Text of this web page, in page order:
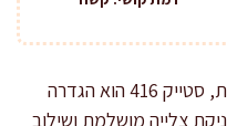
כשמדברים על סטייק ברמה מקצועית, סטייק 416 הוא הגדרה
צלייה מושלמת ושילוב